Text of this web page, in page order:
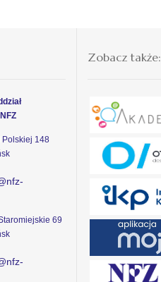
Polskiej 148
69
Zobacz także: